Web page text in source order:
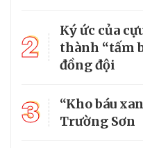
2
Ký ức của
thành “tấm
đồng đội
3
“Kho báu
Trường Sơn